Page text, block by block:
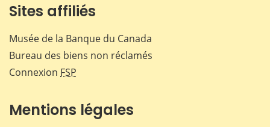
Sites affiliés
Musée de la Banque du Canada
Bureau des biens non réclamés
Connexion FSP
Mentions légales